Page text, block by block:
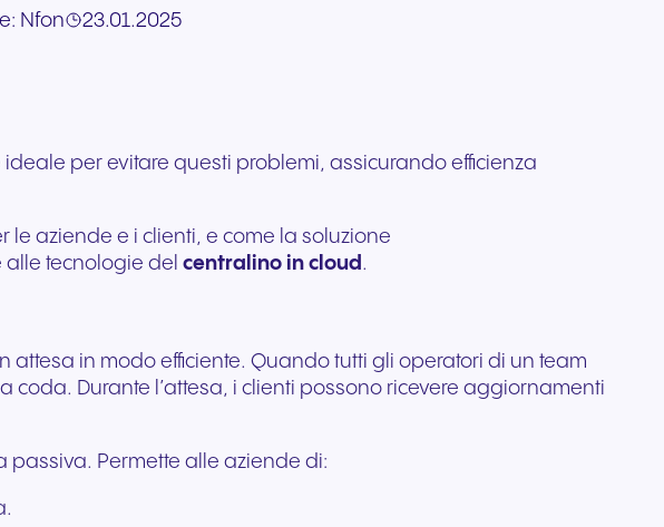
esistente. Si
integrata per
il nostro modulo di
Nfon 23.01.2025
ideale per evitare questi problemi, assicurando efficienza
aziende e i clienti, e come la soluzione
tecnologie del centralino in cloud .
attesa in modo efficiente. Quando tutti gli operatori di un team
Durante l’attesa, i clienti possono ricevere aggiornamenti
passiva. Permette alle aziende di: